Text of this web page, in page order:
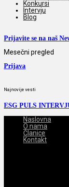
Konkursi
Intervju
Blog
Prijavite se na naš
Mesečni pregled
Prijava
Najnovije vesti
ESG PULS
Naslovna
O nama
Članice
Kontakt